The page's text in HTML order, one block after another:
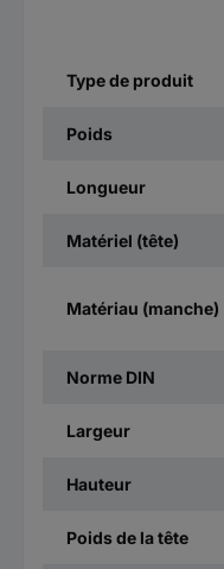
Type de produit
Poids
Longueur
Matériel (tête)
Matériau (manche)
Norme DIN
Largeur
Hauteur
Poids de la tête